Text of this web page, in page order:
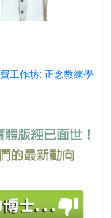
工作坊: 正念教練學